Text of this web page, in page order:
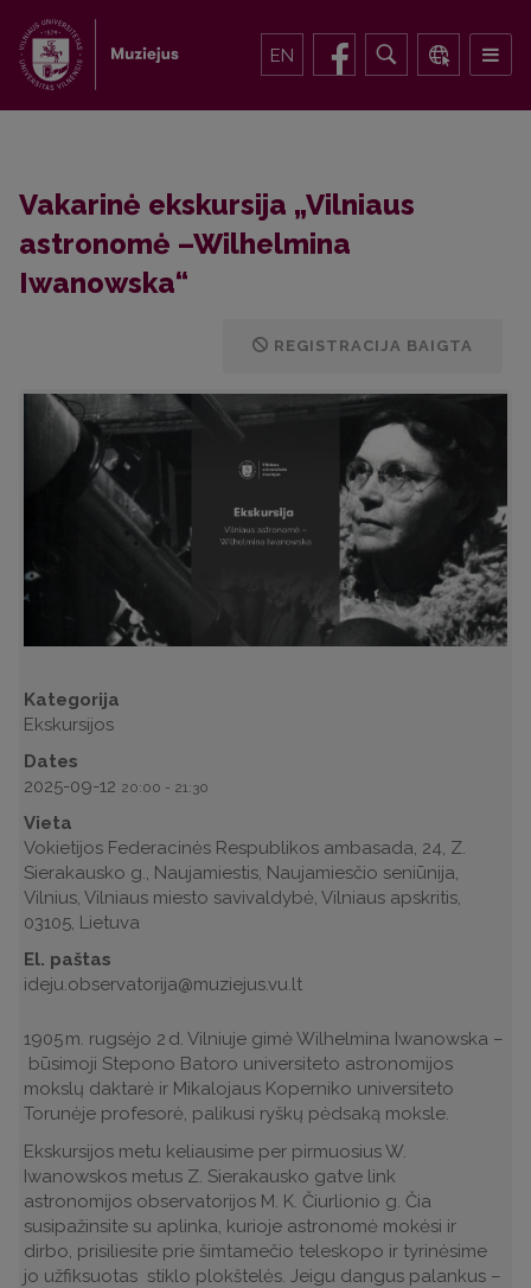
EN
Vakarinė ekskursija „Vilniaus
astronomė –Wilhelmina
Iwanowska“
REGISTRACIJA BAIGTA
Kategorija
Ekskursijos
Dates
2025-09-12 20:00 - 21:30
Vieta
Vokietijos Federacinės Respublikos ambasada, 24, Z.
Sierakausko g., Naujamiestis, Naujamiesčio seniūnija,
Vilnius, Vilniaus miesto savivaldybė, Vilniaus apskritis,
03105, Lietuva
El. paštas
ideju.observatorija@muziejus.vu.lt
1905 m. rugsėjo 2 d. Vilniuje gimė Wilhelmina Iwanowska –
būsimoji Stepono Batoro universiteto astronomijos
mokslų daktarė ir Mikalojaus Koperniko universiteto
Torunėje profesorė, palikusi ryškų pėdsaką moksle.
Ekskursijos metu keliausime per pirmuosius W.
Iwanowskos metus Z. Sierakausko gatve link
astronomijos observatorijos M. K. Čiurlionio g. Čia
susipažinsite su aplinka, kurioje astronomė mokėsi ir
dirbo, prisiliesite prie šimtamečio teleskopo ir tyrinėsime
jo užfiksuotas stiklo plokštelės. Jeigu dangus palankus –